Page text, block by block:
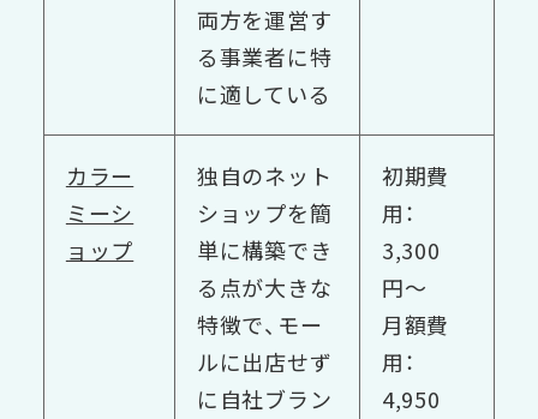
両方を運営す
る事業者に特
に適している
カラー
ミーシ
ョップ
独自のネット
ショップを簡
単に構築でき
る点が大きな
特徴で、モー
ルに出店せず
に自社ブラン
初期費
用：
3,300
円〜
月額費
用：
4,950